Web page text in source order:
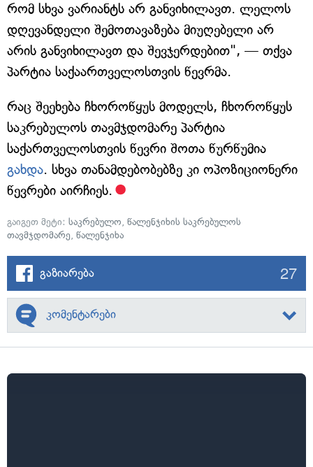
რომ სხვა ვარიანტს არ განვიხილავთ. ლელოს
დღევანდელი შემოთავაზება მიუღებელი არ
არის განვიხილავთ და შევჯერდებით", — თქვა
პარტია საქაართველოსთვის წევრმა.
რაც შეეხება ჩხოროწყუს მოდელს, ჩხოროწყუს
საკრებულოს თავმჯდომარე პარტია
საქართველოსთვის წევრი შოთა წურწუმია
გახდა. სხვა თანამდებობებზე კი ოპოზიციონერი
წევრები აირჩიეს.
გაიგეთ მეტი: საკრებულო, წალენჯიხის საკრებულოს
თავმჯდომარე, წალენჯიხა
გაზიარება 27
კომენტარები